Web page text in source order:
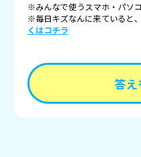
※みんなで使うスマホ・パソ
※毎日キズなんに来ていると
くはコチラ
答え